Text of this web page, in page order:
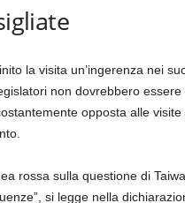
la visita un’ingerenza nei
non dovrebbero essere
opposta alle visite
rossa sulla questione di
si legge nella